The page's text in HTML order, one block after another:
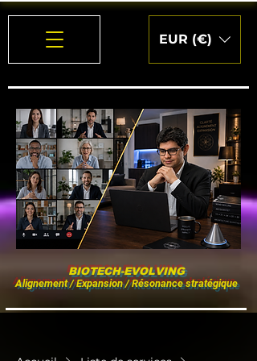
EUR (€)
BIOTECH-EVOLVING
Alignement / Expansion / Résonance stratégique